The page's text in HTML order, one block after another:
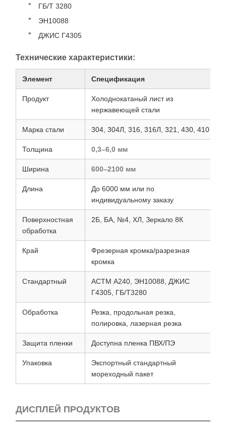
ГБ/Т 3280
ЭН10088
ДЖИС Г4305
Технические характеристики:
Элемент Спецификация
Продукт
Холоднокатаный лист из
нержавеющей стали
Марка стали 304, 304Л, 316, 316Л, 321, 430, 410
Толщина 0,3–6,0 мм
Ширина 600–2100 мм
Длина
До 6000 мм или по
индивидуальному заказу
Поверхностная
обработка
2Б, БА, №4, ХЛ, Зеркало 8К
Край
Фрезерная кромка/разрезная
кромка
Стандартный
АСТМ А240, ЭН10088, ДЖИС
Г4305, ГБ/Т3280
Обработка
Резка, продольная резка,
полировка, лазерная резка
Защита пленки Доступна пленка ПВХ/ПЭ
Упаковка
Экспортный стандартный
мореходный пакет
ДИСПЛЕЙ ПРОДУКТОВ